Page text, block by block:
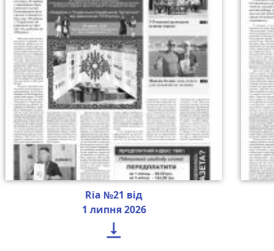
Ria №21 від
1 липня 2026
